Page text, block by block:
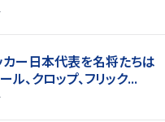
カー日本代表を名将たちは
ル、クロップ、フリック...